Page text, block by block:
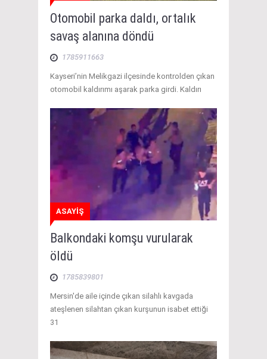
Otomobil parka daldı, ortalık
savaş alanına döndü
1785911663
Kayseri’nin Melikgazi ilçesinde kontrolden çıkan
otomobil kaldırımı aşarak parka girdi. Kaldırı
ASAYİŞ
Balkondaki komşu vurularak
öldü
1785839801
Mersin'de aile içinde çıkan silahlı kavgada
ateşlenen silahtan çıkan kurşunun isabet ettiği
31